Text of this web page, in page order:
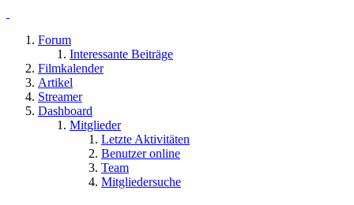
Forum
Interessante Beiträge
Filmkalender
Artikel
Streamer
Dashboard
Mitglieder
Letzte Aktivitäten
Benutzer online
Team
Mitgliedersuche